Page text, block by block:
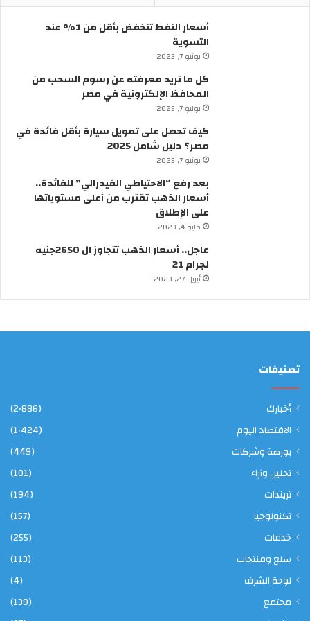
أسعار النفط تنخفض بأقل من 1% عند
التسوية
يونيو 7, 2023
كل ما تريد معرفته عن رسوم السحب من
المحافظ الإلكترونية في مصر
يوليو 7, 2025
كيف تحصل على تمويل سيارة بأقل فائدة في
مصر؟ دليل شامل 2025
يونيو 7, 2025
بعد رفع “الاحتياطي الفيدرالي” للفائدة..
أسعار الذهب تقترب من أعلى مستوياتها
على الإطلاق
مايو 4, 2023
عاجل.. أسعار الذهب تتجاوز ال 2650جنيه
لجرام 21
أبريل 27, 2023
تصنيفات
أخبارك
(2٬886)
الاقتصاد اليوم
(1٬424)
بورصة وشركات
(449)
تحليل وآراء
(101)
تريندات
(194)
تكنولوجيا
(157)
خدمات
(255)
سلع ومنتجات
(113)
لوحة الشرف
(4)
مجتمع
(139)